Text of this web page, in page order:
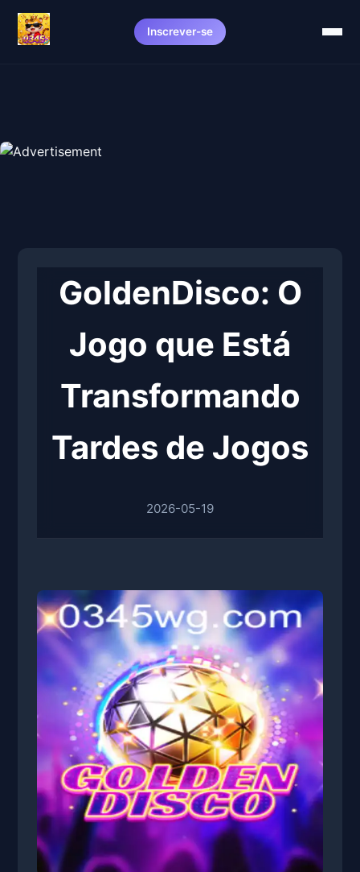
Inscrever-se
GoldenDisco: O
Jogo que Está
Transformando
Tardes de Jogos
2026-05-19